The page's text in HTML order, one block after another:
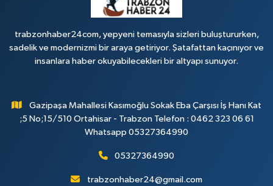
trabzonhaber24com, yepyeni temasıyla sizleri buluştururken,
sadelik ve modernizmi bir araya getiriyor. Şatafattan kaçınıyor ve
insanlara haber okuyabilecekleri bir altyapı sunuyor.
Gazipaşa Mahallesi Kasımoğlu Sokak Eba Çarşısı İş Hanı Kat
;5 No;15/510 Ortahisar - Trabzon Telefon : 0462 323 06 61
Whatsapp 05327364990
05327364990
trabzonhaber24@gmail.com